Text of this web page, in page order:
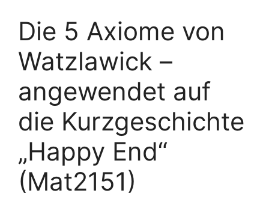
Die 5 Axiome von
Watzlawick –
angewendet auf
die Kurzgeschichte
„Happy End“
(Mat2151)